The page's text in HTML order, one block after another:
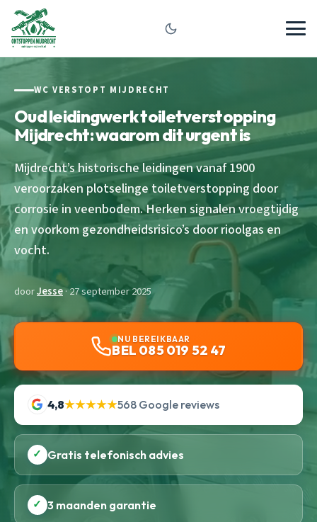
WC VERSTOPT MIJDRECHT
Oud leidingwerk toiletverstopping
Mijdrecht: waarom dit urgent is
Mijdrecht’s historische leidingen vanaf 1900
veroorzaken plotselinge toiletverstopping door
corrosie in veenbodem. Herken signalen vroegtijdig
en voorkom gezondheidsrisico’s door rioolgas en
vocht.
doorJesse· 27 september 2025
NU BEREIKBAAR
BEL 085 019 52 47
4,8★★★★★568 Google reviews
✓ Gratis telefonisch advies
✓ 3 maanden garantie